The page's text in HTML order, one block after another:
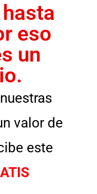
eso
un
valor de
este